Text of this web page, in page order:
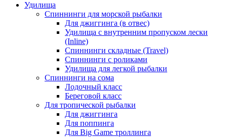
Удилища
Спиннинги для морской рыбалки
Для джиггинга (в отвес)
Удилища с внутренним пропуском лески
(Inline)
Спиннинги складные (Travel)
Спиннинги с роликами
Удилища для легкой рыбалки
Спиннинги на сома
Лодочный класс
Береговой класс
Для тропической рыбалки
Для джиггинга
Для поппинга
Для Big Game троллинга